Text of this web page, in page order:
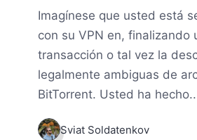
Imagínese que usted está
con su VPN en, finalizando
transacción o tal vez la
legalmente ambiguas de
BitTorrent. Usted ha
Sviat Soldatenkov